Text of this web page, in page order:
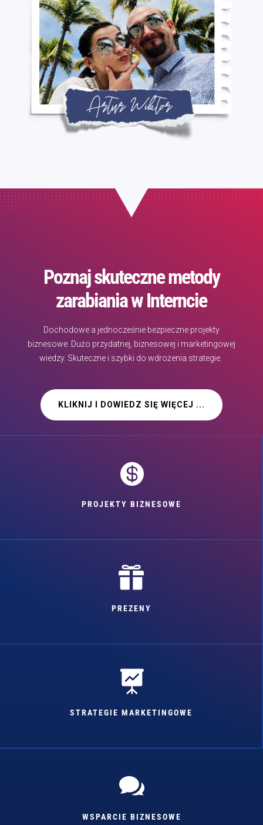
Poznaj skuteczne metody
zarabiania w Interncie
Dochodowe a jednocześnie bezpieczne projekty
biznesowe. Dużo przydatnej, biznesowej i marketingowej
wiedzy. Skuteczne i szybki do wdrożenia strategie.
KLIKNIJ I DOWIEDZ SIĘ WIĘCEJ ...

PROJEKTY BIZNESOWE

PREZENY

STRATEGIE MARKETINGOWE

WSPARCIE BIZNESOWE